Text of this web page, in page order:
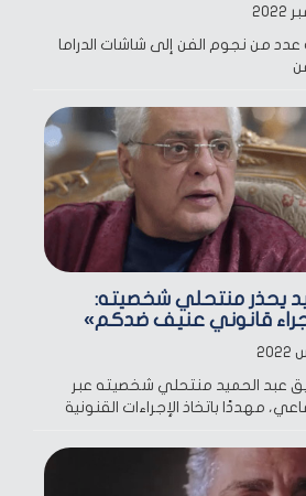
2022 عودة عدد من نجوم الفن إلى شاشات الدراما
يحذر منتحلي شخصيته:
قانوني عنيف ضدكم»
عبد الحميد منتحلي شخصيته عبر
مهددًا باتخاذ الإجراءات القنونية